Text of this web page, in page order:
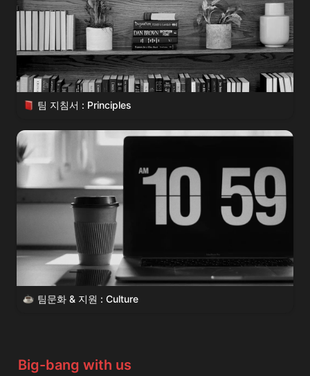
팀 지침서 : Principles
팀문화 & 지원 : Culture
Big-bang with us